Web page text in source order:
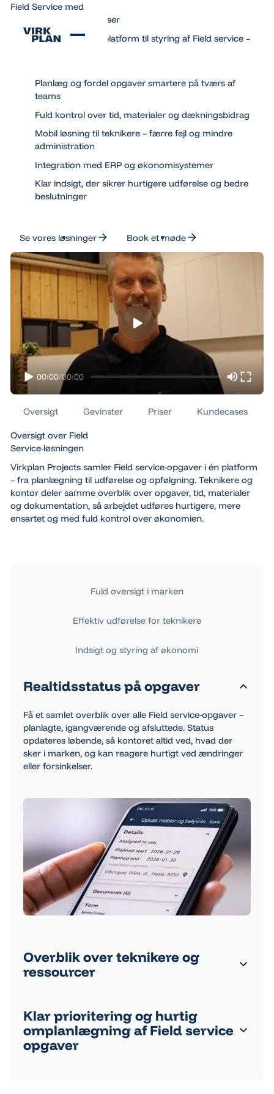
Field Service med
automatiserede processer
En effektiv forretningsplatform til styring af Field service –
Planlæg og fordel opgaver smartere på tværs af
teams
Fuld kontrol over tid, materialer og dækningsbidrag
Mobil løsning til teknikere – færre fejl og mindre
administration
Integration med ERP og økonomisystemer
Klar indsigt, der sikrer hurtigere udførelse og bedre
beslutninger
Se vores løsninger Book et møde
Book et møde
00:00/00:00
Oversigt Gevinster Priser Kundecases
Oversigt over Field
Service-løsningen
Virkplan Projects samler Field service-opgaver i én platform
– fra planlægning til udførelse og opfølgning. Teknikere og
kontor deler samme overblik over opgaver, tid, materialer
og dokumentation, så arbejdet udføres hurtigere, mere
ensartet og med fuld kontrol over økonomien.
Fuld oversigt i marken
Effektiv udførelse for teknikere
Indsigt og styring af økonomi
Realtidsstatus på opgaver
Få et samlet overblik over alle Field service-opgaver –
planlagte, igangværende og afsluttede. Status
opdateres løbende, så kontoret altid ved, hvad der
sker i marken, og kan reagere hurtigt ved ændringer
eller forsinkelser.
Overblik over teknikere og
ressourcer
Klar prioritering og hurtig
omplanlægning af Field service
opgaver